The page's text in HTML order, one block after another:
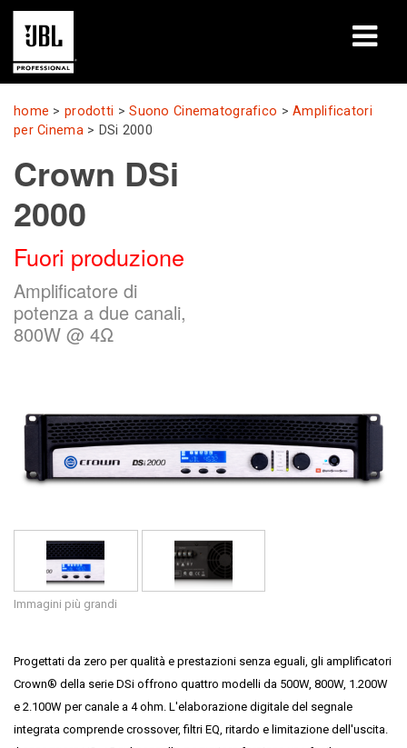
prodotti
Sessioni di formazione
Dove acquistare e collegarsi
Lingua/Regione
home >prodotti >Suono Cinematografico >Amplificatori
per Cinema> DSi 2000
Crown DSi
2000
Fuori produzione
Amplificatore di
potenza a due canali,
800W @ 4Ω
Immagini più grandi
Progettati da zero per qualità e prestazioni senza eguali, gli amplificatori
Crown® della serie DSi offrono quattro modelli da 500W, 800W, 1.200W
e 2.100W per canale a 4 ohm. L'elaborazione digitale del segnale
integrata comprende crossover, filtri EQ, ritardo e limitazione dell'uscita.